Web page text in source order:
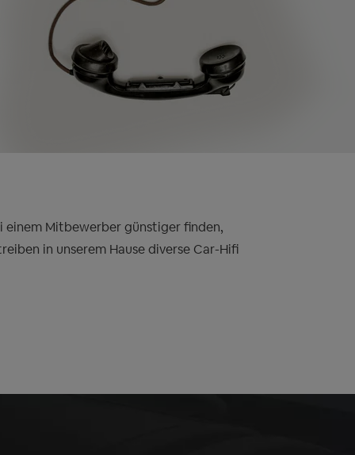
einem Mitbewerber günstiger finden,
in unserem Hause diverse Car-Hifi